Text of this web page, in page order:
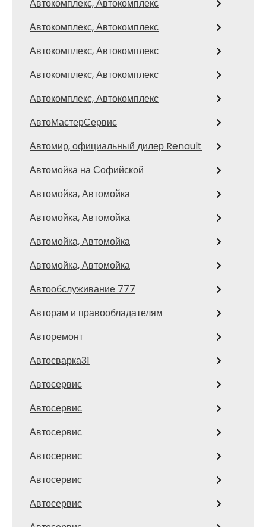
Автокомплекс, Автокомплекс
Автокомплекс, Автокомплекс
Автокомплекс, Автокомплекс
Автокомплекс, Автокомплекс
Автокомплекс, Автокомплекс
АвтоМастерСервис
Автомир, официальный дилер Renault
Автомойка на Софийской
Автомойка, Автомойка
Автомойка, Автомойка
Автомойка, Автомойка
Автомойка, Автомойка
Автообслуживание 777
Авторам и правообладателям
Авторемонт
Автосварка31
Автосервис
Автосервис
Автосервис
Автосервис
Автосервис
Автосервис